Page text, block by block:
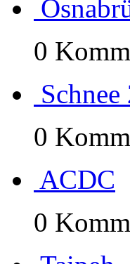
0
Schnee
0
ACDC
0